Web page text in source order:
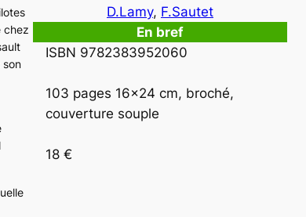
chez
son
D.Lamy, F.Sautet
En bref
ISBN 9782383952060
103 pages 16×24 cm, broché,
couverture souple
18 €